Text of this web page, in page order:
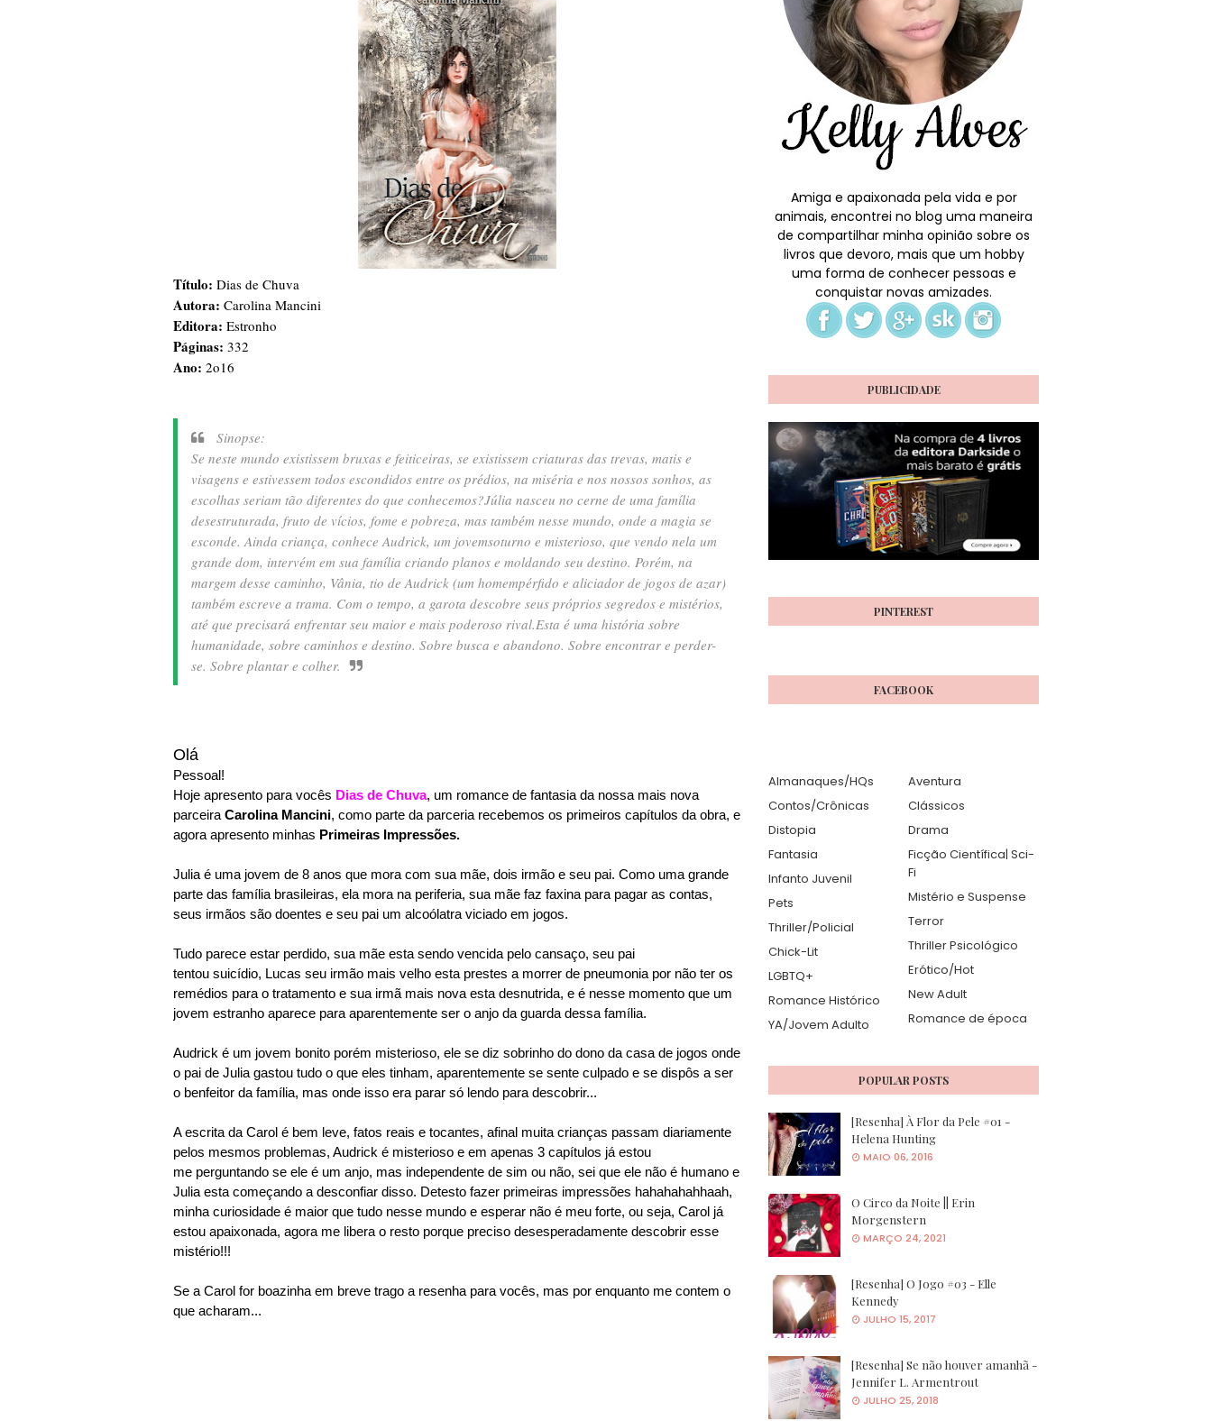
Título: Dias de Chuva
Autora: Carolina Mancini
Editora: Estronho
Páginas: 332
Ano: 2o16
Sinopse:
Se neste mundo existissem bruxas e feiticeiras, se existissem criaturas das trevas, matis e
visagens e estivessem todos escondidos entre os prédios, na miséria e nos nossos sonhos, as
escolhas seriam tão diferentes do que conhecemos?Júlia nasceu no cerne de uma família
desestruturada, fruto de vícios, fome e pobreza, mas também nesse mundo, onde a magia se
esconde. Ainda criança, conhece Audrick, um jovemsoturno e misterioso, que vendo nela um
grande dom, intervém em sua família criando planos e moldando seu destino. Porém, na
margem desse caminho, Vânia, tio de Audrick (um homempérfido e aliciador de jogos de azar)
também escreve a trama. Com o tempo, a garota descobre seus próprios segredos e mistérios,
até que precisará enfrentar seu maior e mais poderoso rival.Esta é uma história sobre
humanidade, sobre caminhos e destino. Sobre busca e abandono. Sobre encontrar e perder-
se. Sobre plantar e colher.
Olá
Pessoal!
Hoje apresento para vocês Dias de Chuva, um romance de fantasia da nossa mais nova
parceira Carolina Mancini, como parte da parceria recebemos os primeiros capítulos da obra, e
agora apresento minhas Primeiras Impressões.
Julia é uma jovem de 8 anos que mora com sua mãe, dois irmão e seu pai. Como uma grande
parte das família brasileiras, ela mora na periferia, sua mãe faz faxina para pagar as contas,
seus irmãos são doentes e seu pai um alcoólatra viciado em jogos.
Tudo parece estar perdido, sua mãe esta sendo vencida pelo cansaço, seu pai
tentou suicídio, Lucas seu irmão mais velho esta prestes a morrer de pneumonia por não ter os
remédios para o tratamento e sua irmã mais nova esta desnutrida, e é nesse momento que um
jovem estranho aparece para aparentemente ser o anjo da guarda dessa família.
Audrick é um jovem bonito porém misterioso, ele se diz sobrinho do dono da casa de jogos onde
o pai de Julia gastou tudo o que eles tinham, aparentemente se sente culpado e se dispôs a ser
o benfeitor da família, mas onde isso era parar só lendo para descobrir...
A escrita da Carol é bem leve, fatos reais e tocantes, afinal muita crianças passam diariamente
pelos mesmos problemas, Audrick é misterioso e em apenas 3 capítulos já estou
me perguntando se ele é um anjo, mas independente de sim ou não, sei que ele não é humano e
Julia esta começando a desconfiar disso. Detesto fazer primeiras impressões hahahahahhaah,
minha curiosidade é maior que tudo nesse mundo e esperar não é meu forte, ou seja, Carol já
estou apaixonada, agora me libera o resto porque preciso desesperadamente descobrir esse
mistério!!!
Se a Carol for boazinha em breve trago a resenha para vocês, mas por enquanto me contem o
que acharam...
Amiga e apaixonada pela vida e por
animais, encontrei no blog uma maneira
de compartilhar minha opinião sobre os
livros que devoro, mais que um hobby
uma forma de conhecer pessoas e
conquistar novas amizades.
PUBLICIDADE
PINTEREST
FACEBOOK
Almanaques/HQs
Aventura
Contos/Crônicas
Clássicos
Distopia
Drama
Fantasia
Ficção Científica| Sci-
Fi
Infanto Juvenil
Mistério e Suspense
Pets
Terror
Thriller/Policial
Thriller Psicológico
Chick-Lit
Erótico/Hot
LGBTQ+
New Adult
Romance Histórico
Romance de época
YA/Jovem Adulto
POPULAR POSTS
[Resenha] À Flor da Pele #01 -
Helena Hunting
MAIO 06, 2016
O Circo da Noite || Erin
Morgenstern
MARÇO 24, 2021
[Resenha] O Jogo #03 - Elle
Kennedy
JULHO 15, 2017
[Resenha] Se não houver amanhã -
Jennifer L. Armentrout
JULHO 25, 2018